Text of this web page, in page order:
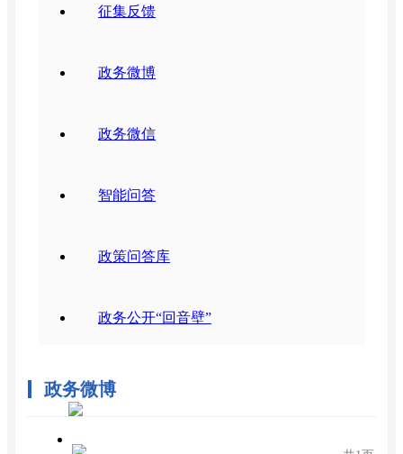
征集反馈
政务微博
政务微信
智能问答
政策问答库
政务公开“回音壁”
政务微博